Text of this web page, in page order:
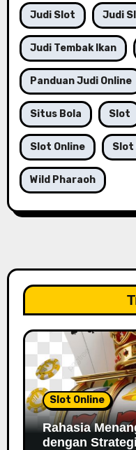
Judi Slot Judi
Judi Tembak Ikan
Panduan Judi Online
Situs Bola Slot
Slot Online Slot
Wild Pharaoh
Slot Online
Rahasia
dengan